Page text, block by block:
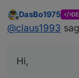
wir
und
Offline
DasBo1975
@claus1993
Hi,